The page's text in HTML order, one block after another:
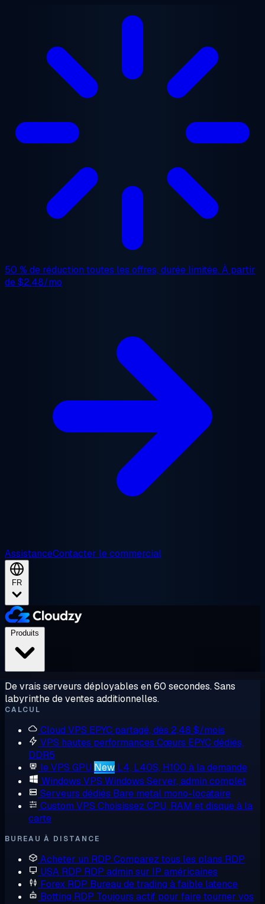
50 % de réduction toutes les offres, durée limitée. À partir
de$2.48/mo
AssistanceContacter le commercial
FR
De vrais serveurs déployables en 60 secondes. Sans
labyrinthe de ventes additionnelles.
CALCUL
Cloud VPS EPYC partagé, dès 2,48 $/mois
VPS hautes performances Cœurs EPYC dédiés,
DDR5
le VPS GPU New L4, L40S, H100 à la demande
Windows VPS Windows Server, admin complet
Serveurs dédiés Bare metal mono-locataire
Custom VPS Choisissez CPU, RAM et disque à la
carte
BUREAU À DISTANCE
Acheter un RDP Comparez tous les plans RDP
USA RDP RDP admin sur IP américaines
Forex RDP Bureau de trading à faible latence
Botting RDP Toujours actif pour faire tourner vos